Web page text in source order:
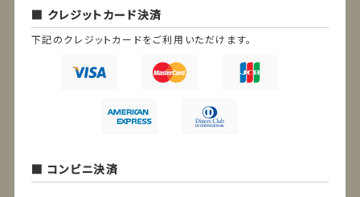
クレジットカード決済
下記のクレジットカードをご利用いただけます。
コンビニ決済